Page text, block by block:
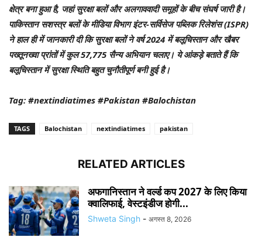
क्षेत्र बना हुआ है, जहां सुरक्षा बलों और अलगाववादी समूहों के बीच संघर्ष जारी है।
पाकिस्तान सशस्त्र बलों के मीडिया विभाग इंटर-सर्विसेज पब्लिक रिलेशंस (ISPR)
ने हाल ही में जानकारी दी कि सुरक्षा बलों ने वर्ष 2024 में बलूचिस्तान और खैबर
पख्तूनख्वा प्रांतों में कुल 57,775 सैन्य अभियान चलाए। ये आंकड़े बताते हैं कि
बलूचिस्तान में सुरक्षा स्थिति बहुत चुनौतीपूर्ण बनी हुई है।
Tag: #nextindiatimes #Pakistan #Balochistan
TAGS Balochistan nextindiatimes pakistan
RELATED ARTICLES
अफगानिस्तान ने वर्ल्ड कप 2027 के लिए किया
क्वालिफाई, वेस्टइंडीज होगी...
Shweta Singh - अगस्त 8, 2026